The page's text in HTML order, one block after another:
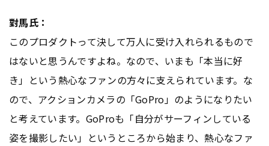
對馬氏：
このプロダクトって決して万人に受け入れられるもので
はないと思うんですよね。なので、いまも「本当に好
き」という熱心なファンの方々に支えられています。な
ので、アクションカメラの「GoPro」のようになりたい
と考えています。GoProも「自分がサーフィンしている
姿を撮影したい」というところから始まり、熱心なファ